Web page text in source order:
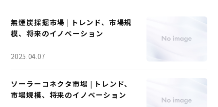
無煙炭採掘市場 | トレンド、市場規
模、将来のイノベーション
2025.04.07
ソーラーコネクタ市場 | トレンド、
市場規模、将来のイノベーション